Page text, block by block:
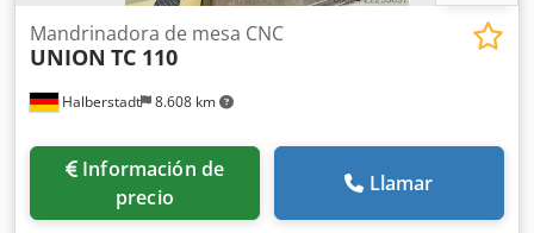
Halberstadt 8.608 km
Mandrinadora de mesa CNC
UNION TC 110
Información de
precio
Llamar